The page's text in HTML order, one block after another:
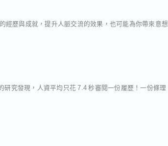
經歷與成就，提升人脈交流的效果，也可能為你帶來意想
究發現，人資平均只花 7.4 秒審閱一份履歷！一份條理